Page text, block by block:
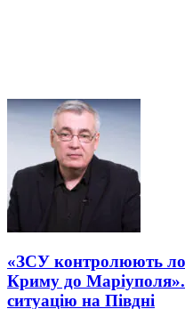
«ЗСУ контролюють
Криму до Маріуполя».
ситуацію на Півдні